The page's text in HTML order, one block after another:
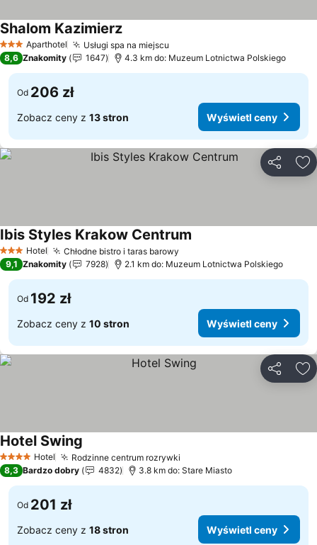
3 KategoriaAparthotel Usługi spa na miejscu
Shalom Kazimierz
8,6 Znakomity 1647 4.3 km do: Muzeum Lotnictwa Polskiego
Od 206 zł
Zobacz ceny z 13 stron Wyświetl ceny
3 Kategoria
Hotel Chłodne bistro i taras barowy
Ibis Styles Krakow Centrum
9,1 Znakomity 7928 2.1 km do: Muzeum Lotnictwa Polskiego
Od 192 zł
Zobacz ceny z 10 stron Wyświetl ceny
4 KategoriaHotel Rodzinne centrum rozrywki
Hotel Swing
8,3 Bardzo dobry 4832 3.8 km do: Stare Miasto
Od 201 zł
Zobacz ceny z 18 stron Wyświetl ceny